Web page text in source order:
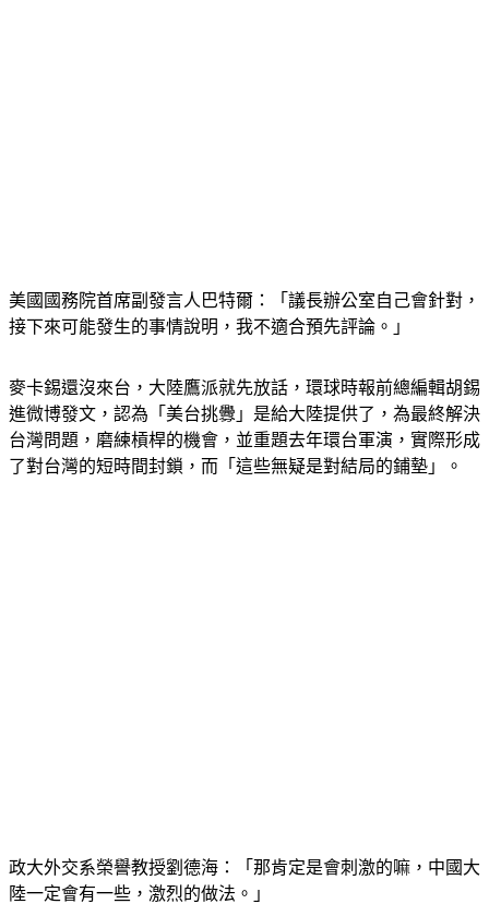
美國國務院首席副發言人巴特爾：「議長辦公室自己會針對，
接下來可能發生的事情說明，我不適合預先評論。」
麥卡錫還沒來台，大陸鷹派就先放話，環球時報前總編輯胡錫
進微博發文，認為「美台挑釁」是給大陸提供了，為最終解決
台灣問題，磨練槓桿的機會，並重題去年環台軍演，實際形成
了對台灣的短時間封鎖，而「這些無疑是對結局的鋪墊」。
政大外交系榮譽教授劉德海：「那肯定是會刺激的嘛，中國大
陸一定會有一些，激烈的做法。」